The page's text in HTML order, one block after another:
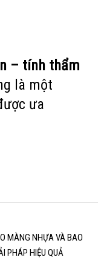
– tính thẩm
là một
ưa
MÀNG NHỰA VÀ BAO
PHÁP HIỆU QUẢ